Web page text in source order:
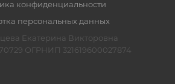
конфиденциальности
персональных данных
Екатерина Викторовна
ОГРНИП 321619600027874